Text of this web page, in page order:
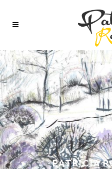
PATRICIA